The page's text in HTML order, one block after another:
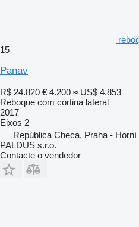
15
Panav
R$ 24.820 € 4.200 ≈ US$ 4.853
Reboque com cortina lateral
2017
Eixos 2
República Checa, Praha -
PALDUS s.r.o.
Contacte o vendedor